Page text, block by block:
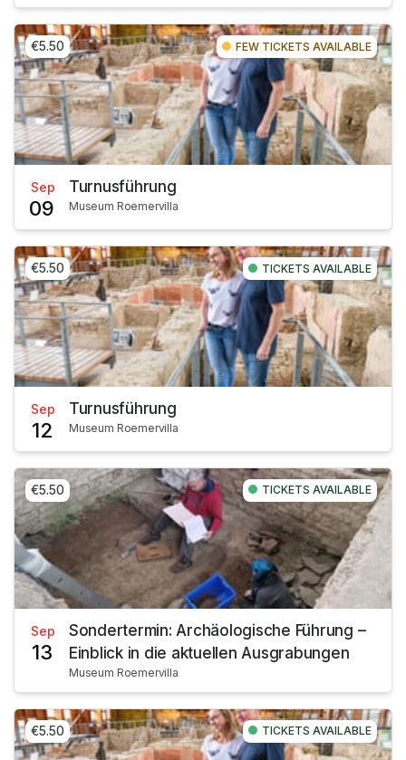
€5.50 FEW TICKETS AVAILABLE
Sep
09
Turnusführung
Museum Roemervilla
€5.50 TICKETS AVAILABLE
Sep
12
Turnusführung
Museum Roemervilla
€5.50 TICKETS AVAILABLE
Sep
13
Sondertermin: Archäologische Führung –
Einblick in die aktuellen Ausgrabungen
Museum Roemervilla
€5.50 TICKETS AVAILABLE